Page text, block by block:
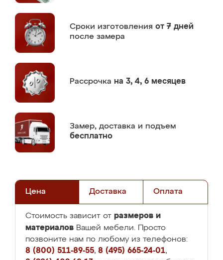
Сроки изготовления от 7 дней
после замера
Рассрочка на 3, 4, 6 месяцев
Замер, доставка и подъем
бесплатно
Цена Доставка Оплата
Стоимость зависит от размеров и
материалов Вашей мебели. Просто
позвоните нам по любому из телефонов:
8 (800) 511-89-55, 8 (495) 665-24-01,